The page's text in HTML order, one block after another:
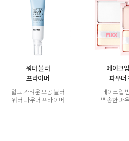
워터 블러
프라이머
얇고 가벼운 모공 블러
워터 파우더 프라이머
메이크
파우더
메이크업
뽀송한 파